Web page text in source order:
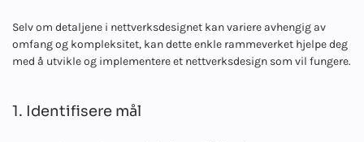
Selv om detaljene i nettverksdesignet kan variere avhengig av
omfang og kompleksitet, kan dette enkle rammeverket hjelpe deg
med å utvikle og implementere et nettverksdesign som vil fungere.
1. Identifisere mål